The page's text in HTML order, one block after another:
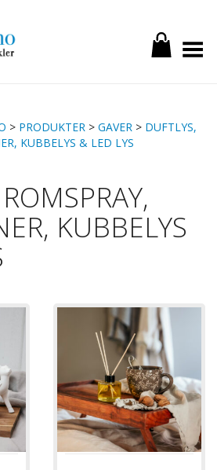
Toggle Menu
> PRODUKTER > GAVER > DUFTLYS,
KUBBELYS & LED LYS
KUBBELYS